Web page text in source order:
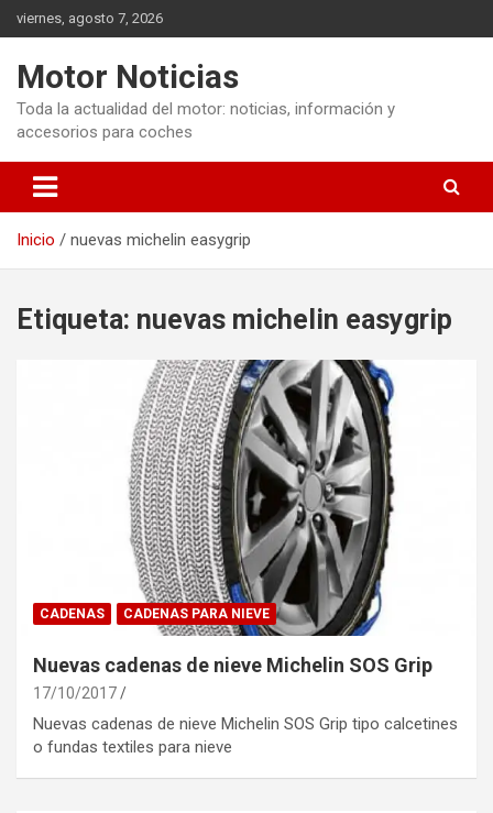
Saltar
al
viernes, agosto 7, 2026
Motor Noticias
Toda la actualidad del motor: noticias, información y
accesorios para coches
Inicio nuevas michelin easygrip
Etiqueta: nuevas michelin easygrip
CADENAS CADENAS PARA NIEVE
Nuevas cadenas de nieve Michelin SOS Grip
17/10/2017
Nuevas cadenas de nieve Michelin SOS Grip tipo calcetines
o fundas textiles para nieve